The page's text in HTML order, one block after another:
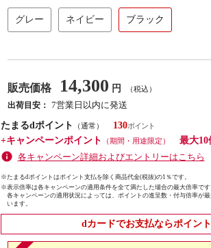
グレー ネイビー ブラック
販売価格 14,300 円 （税込）
出荷目安： 7営業日以内に発送
たまるdポイント
（通常）
130
+キャンペーンポイント
（期間・用途限定）
最大10
各キャンペーン詳細およびエントリーはこちら
※たまるdポイントはポイント支払を除く商品代金(税抜)の1％です。
※表示倍率は各キャンペーンの適用条件を全て満たした場合の最大倍率です
各キャンペーンの適用状況によっては、ポイントの進呈数・付与倍率が
います。
dカードでお支払ならポイン